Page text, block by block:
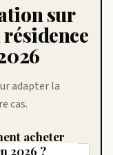
sur
adapter la
cas.
acheter
2026 ?